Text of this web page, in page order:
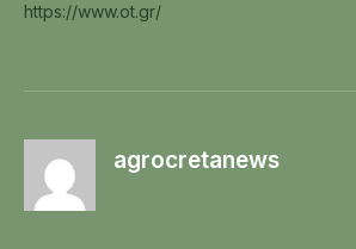
https://www.ot.gr/
agrocretanews